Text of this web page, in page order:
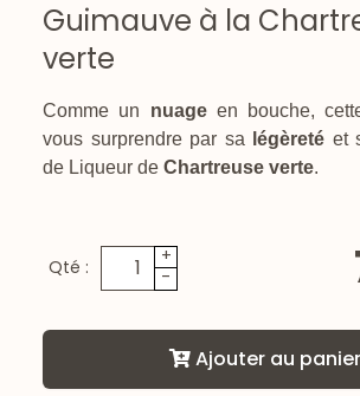
Guimauve à la
verte
Comme un nuageen bouche,
vous surprendre par sa
légèreté et
de Liqueur de Chartreuse verte.
Qté :
+
-
Ajouter au panier